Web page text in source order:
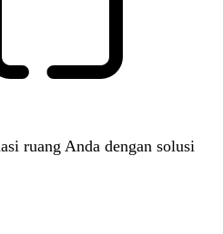
ruang Anda dengan solusi